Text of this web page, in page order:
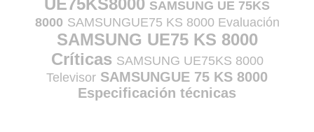
UE75KS8000 SAMSUNG UE 75KS
8000 SAMSUNGUE75 KS 8000 Evaluación
SAMSUNG UE75 KS 8000
Críticas SAMSUNG UE75KS 8000
Televisor SAMSUNGUE 75 KS 8000
Especificación técnicas